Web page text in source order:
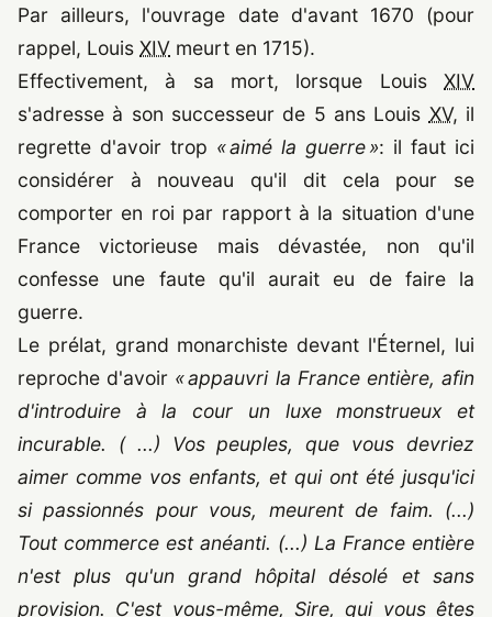
Par ailleurs, l'ouvrage date d'avant 1670 (pour
rappel, Louis XIV meurt en 1715).
Effectivement, à sa mort, lorsque Louis XIV
s'adresse à son successeur de 5 ans Louis XV, il
regrette d'avoir trop « aimé la guerre »: il faut ici
considérer à nouveau qu'il dit cela pour se
comporter en roi par rapport à la situation d'une
France victorieuse mais dévastée, non qu'il
confesse une faute qu'il aurait eu de faire la
guerre.
Le prélat, grand monarchiste devant l'Éternel, lui
reproche d'avoir « appauvri la France entière, afin
d'introduire à la cour un luxe monstrueux et
incurable. ( ...) Vos peuples, que vous devriez
aimer comme vos enfants, et qui ont été jusqu'ici
si passionnés pour vous, meurent de faim. (...)
Tout commerce est anéanti. (...) La France entière
n'est plus qu'un grand hôpital désolé et sans
provision. C'est vous-même, Sire, qui vous êtes